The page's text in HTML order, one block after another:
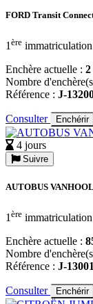
FORD Transit
1 ère
Enchère actuelle :
Nombre
Référence : J-
Consulter Enchérir
4 jours
Suivre
AUTOBUS VANHOOL
1 ère
Enchère actuelle :
Nombre
Référence : J-
Consulter Enchérir